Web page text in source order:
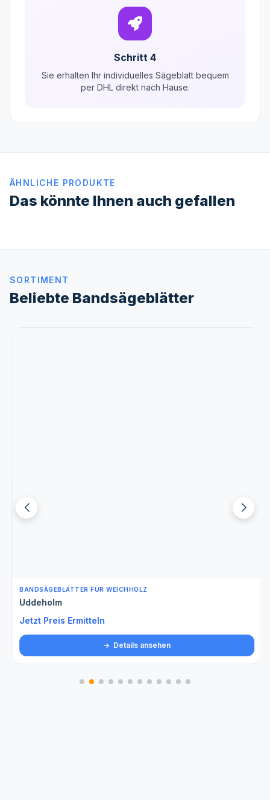
Schritt 4
Sie erhalten Ihr individuelles Sägeblatt bequem
per DHL direkt nach Hause.
ÄHNLICHE PRODUKTE
Das könnte Ihnen auch gefallen
SORTIMENT
Beliebte Bandsägeblätter
BANDSÄGEBLÄTTER FÜR WEICHHOLZ
Uddeholm
Jetzt Preis Ermitteln
Details ansehen